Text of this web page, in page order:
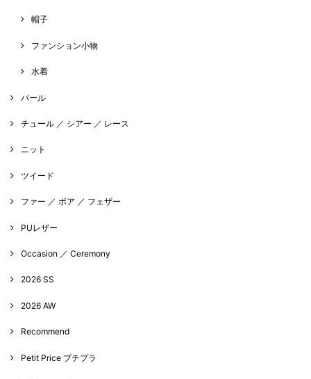
帽子
ファンション小物
水着
パール
チュール ／ シアー ／ レース
ニット
ツイード
ファー ／ ボア ／ フェザー
PUレザー
Occasion ／ Ceremony
2026 SS
2026 AW
Recommend
Petit Price プチプラ